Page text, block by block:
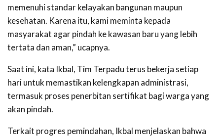
memenuhi standar kelayakan bangunan maupun
kesehatan. Karena itu, kami meminta kepada
masyarakat agar pindah ke kawasan baru yang lebih
tertata dan aman,” ucapnya.
Saat ini, kata Ikbal, Tim Terpadu terus bekerja setiap
hari untuk memastikan kelengkapan administrasi,
termasuk proses penerbitan sertifikat bagi warga yang
akan pindah.
Terkait progres pemindahan, Ikbal menjelaskan bahwa